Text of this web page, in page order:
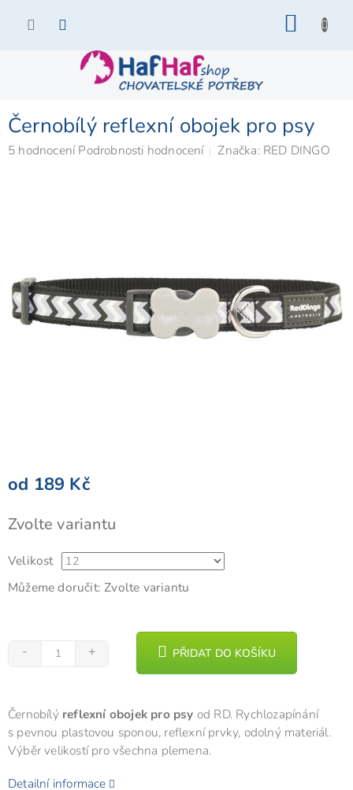
Černobílý reflexní obojek pro psy
Průměrné
hvězdiček.
5 hodnocení Podrobnosti hodnocení Značka: RED DINGO
od 189 Kč
cena:
Zvolte variantu
Velikost
Můžeme doručit: Zvolte variantu
PŘIDAT DO KOŠÍKU
Černobílý reflexní obojek pro psy od RD. Rychlozapínání
s pevnou plastovou sponou, reflexní prvky, odolný materiál.
Výběr velikostí pro všechna plemena.
Detailní informace